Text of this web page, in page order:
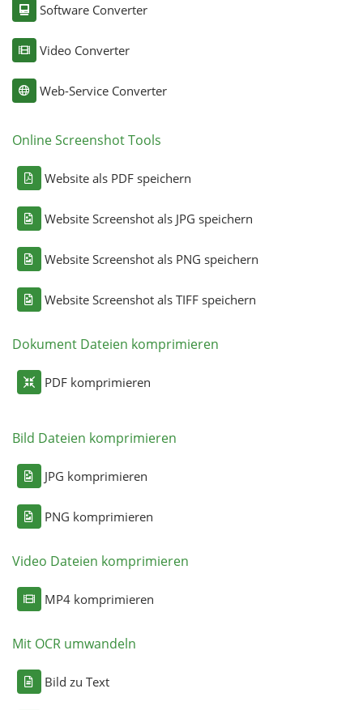
Software Converter
Video Converter
Web-Service Converter
Online Screenshot Tools
Website als PDF speichern
Website Screenshot als JPG speichern
Website Screenshot als PNG speichern
Website Screenshot als TIFF speichern
Dokument Dateien komprimieren
PDF komprimieren
Bild Dateien komprimieren
JPG komprimieren
PNG komprimieren
Video Dateien komprimieren
MP4 komprimieren
Mit OCR umwandeln
Bild zu Text